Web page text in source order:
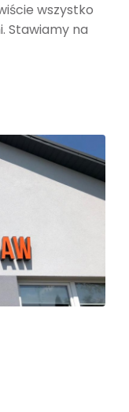
wszystko
Stawiamy na